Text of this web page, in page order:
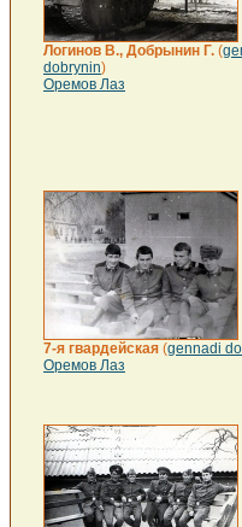
Логинов В., Добрынин Г. (
dobrynin)
Оремов Лаз
7-я гвардейская (gennadi
Оремов Лаз